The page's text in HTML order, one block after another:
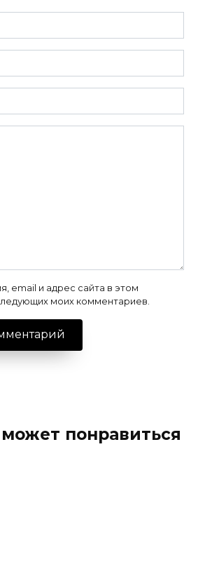
email и адрес сайта в этом
моих комментариев.
понравиться